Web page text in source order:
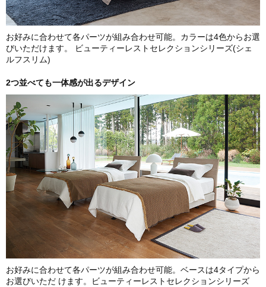
お好みに合わせて各パーツが組み合わせ可能。カラーは4色からお選
びいただけます。 ビューティーレストセレクションシリーズ(シェ
ルフスリム)
2つ並べても一体感が出るデザイン
お好みに合わせて各パーツが組み合わせ可能。ベースは4タイプから
お選びいただ けます。ビューティーレストセレクションシリーズ